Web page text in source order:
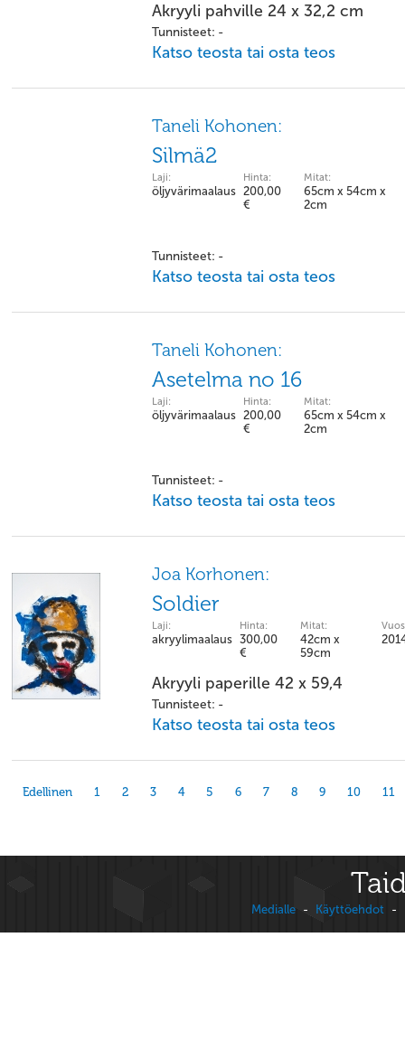
Akryyli pahville 24 x 32,2 cm
Tunnisteet: -
Katso teosta tai osta teos
Taneli Kohonen:
Silmä2
Laji:
öljyvärimaalaus
Hinta:
200,00
€
Mitat:
65cm x 54cm x
2cm
Tunnisteet: -
Katso teosta tai osta teos
Taneli Kohonen:
Asetelma no 16
Laji:
öljyvärimaalaus
Hinta:
200,00
€
Mitat:
65cm x 54cm x
2cm
Tunnisteet: -
Katso teosta tai osta teos
Joa Korhonen:
Soldier
Laji:
akryylimaalaus
Hinta:
300,00
€
Mitat:
42cm x
59cm
Akryyli paperille 42 x 59,4
Tunnisteet: -
Katso teosta tai osta teos
Edellinen 1 2 3 4 5 6 7 8 9 10 11
Medialle - Käyttöehdot -